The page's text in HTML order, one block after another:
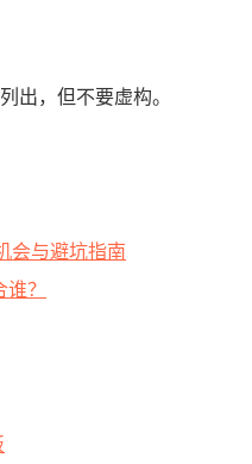
出，但不要虚构。
会与避坑指南
？